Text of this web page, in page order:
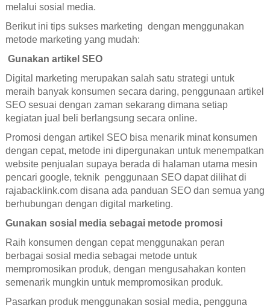
melalui sosial media.
Berikut ini tips sukses marketing dengan menggunakan
metode marketing yang mudah:
Gunakan artikel SEO
Digital marketing merupakan salah satu strategi untuk
meraih banyak konsumen secara daring, penggunaan artikel
SEO sesuai dengan zaman sekarang dimana setiap
kegiatan jual beli berlangsung secara online.
Promosi dengan artikel SEO bisa menarik minat konsumen
dengan cepat, metode ini dipergunakan untuk menempatkan
website penjualan supaya berada di halaman utama mesin
pencari google, teknik penggunaan SEO dapat dilihat di
rajabacklink.com disana ada panduan SEO dan semua yang
berhubungan dengan digital marketing.
Gunakan sosial media sebagai metode promosi
Raih konsumen dengan cepat menggunakan peran
berbagai sosial media sebagai metode untuk
mempromosikan produk, dengan mengusahakan konten
semenarik mungkin untuk mempromosikan produk.
Pasarkan produk menggunakan sosial media, pengguna